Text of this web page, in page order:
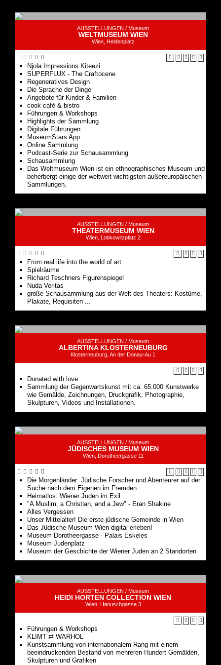
AUSSTELLUNGEN / Museum
WELTMUSEUM WIEN
Wien, Heldenplatz
Njola Impressions Kiteezi
SUPERFLUX - The Craftocene
Regeneratives Design
Die Sprache der Dinge
Angebote für Kinder & Familien
cook café & bistro
Führungen & Workshops
Highlights der Sammlung
Digitale Führungen
MuseumStars App
Online Sammlung
Podcast-Serie zur Schausammlung
Schausammlung
Das Weltmuseum Wien ist ein ethnographisches Museum und
beherbergt einige der weltweit wichtigsten außereuropäischen
Sammlungen.
AUSSTELLUNGEN / Museum
THEATERMUSEUM WIEN
Wien, Lobkowitzplatz 2
From real life into the world of art
Spielräume
Richard Teschners Figurenspiegel
Nuda Veritas
große Schausammlung aus der Welt des Theaters: Kostüme,
Plakate, Requisiten ...
AUSSTELLUNGEN / Museum
ALBERTINA KLOSTERNEUBURG
Klosterneuburg, An der Donau-Au 1
Donated with love
Sammlung der Gegenwartskunst mit ca. 65.000 Kunstwerke
wie Gemälde, Zeichnungen, Druckgrafik, Photographie,
Skulpturen, Videos und Installationen.
AUSSTELLUNGEN / Museum
JÜDISCHES MUSEUM WIEN
Wien, Dorotheergasse 11
Die Morgenländer: Jüdische Forscher und Abenteurer auf der
Suche nach dem Eigenen im Fremden
Heimatlos: Wiener Juden im Exil
"A Muslim, a Christian, and a Jew" - Eran Shakine
Alles Vergessen
Unser Mittelalter! Die erste jüdische Gemeinde in Wien
Das Jüdische Museum Wien digital erleben!
Museum Dorotheergasse - Palais Eskeles
Museum Judenplatz
Museum der Geschichte der Wiener Juden an 2 Standorten
AUSSTELLUNGEN / Museum
HEIDI HORTEN COLLECTION WIEN
Wien, Hanuschgasse 3
Führungen & Workshops
KLIMT ⇄ WARHOL
Kunstsammlung von internationalem Rang mit einem
beeindruckenden Bestand von mehreren Hundert Gemälden,
Skulpturen und Grafiken